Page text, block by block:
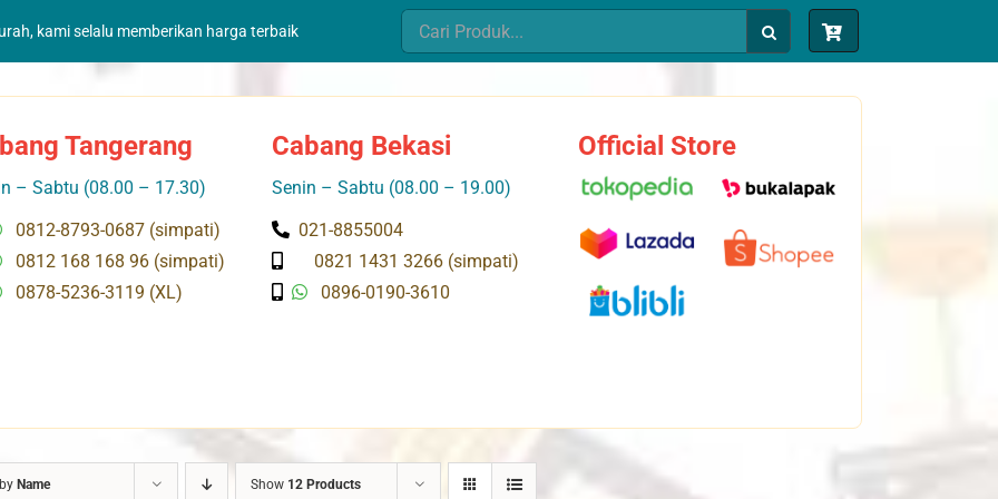
kami selalu memberikan harga terbaik
Search
for:
Tangerang
– Sabtu (08.00 – 17.30)
0812-8793-0687 (simpati)
0812 168 168 96 (simpati)
0878-5236-3119 (XL)
Cabang Bekasi
Senin – Sabtu (08.00 – 19.00)
021-8855004
0821 1431 3266 (simpati)
0896-0190-3610
Official Store
Name Show 12 Products